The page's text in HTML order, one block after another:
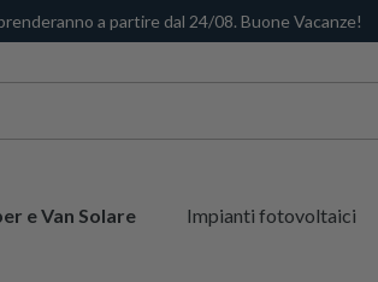
a partire dal 24/08. Buone Vacanze!
e Van Solare Impianti fotovoltaici